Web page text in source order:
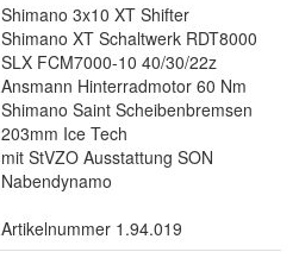
Shimano 3x10 XT Shifter
Shimano XT Schaltwerk RDT8000
SLX FCM7000-10 40/30/22z
Ansmann Hinterradmotor 60 Nm
Shimano Saint Scheibenbremsen
203mm Ice Tech
mit StVZO Ausstattung SON
Nabendynamo
Artikelnummer 1.94.019